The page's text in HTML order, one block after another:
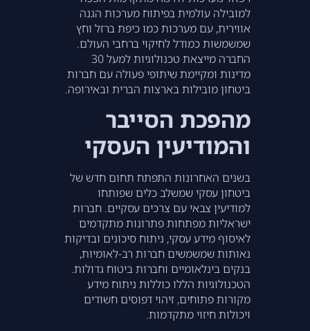
למובילה עולמית בפיתוח מערכות הגנה
אווירית, עם מערכות כמו כיפת ברזל וחץ
שמשמשות כמודל לחיקוי ברחבי העולם.
החברה מייצאת טכנולוגיות למעל 30
מדינות ומקיימת שיתופי פעולה עם חברות
ביטחון מובילות בארצות הברית ובאירופה.
מהפכת הסייבר
והמודיעין העסקי
בשנים האחרונות התפתח תחום חדש של
ביטחון עסקי שמשלב כלים שפותחו
למודיעין צבאי עם צרכים עסקיים. חברות
ישראליות מפתחות פתרונות מתקדמים
לאיסוף מידע עסקי, ניתוח סיכונים ובדיקות
נאותות שמשמשים חברות רב-לאומיות,
בנקים בינלאומיים וחברות ביטוח גדולות.
הטכנולוגיות הללו כוללות ניתוח מידע
מקורות פתוחים, זיהוי דפוסים חשודים
ויכולות חיזוי מתקדמות.